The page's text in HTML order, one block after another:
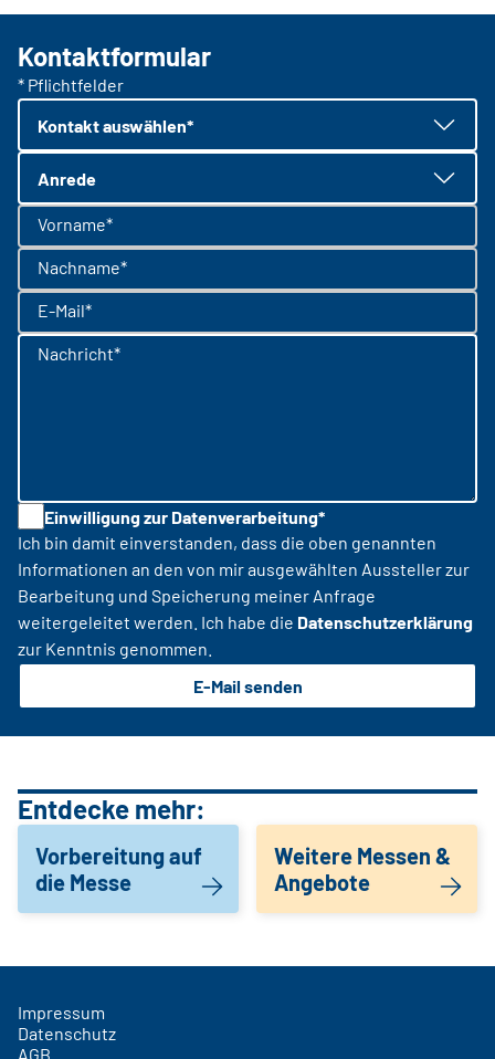
Kontaktformular
* Pflichtfelder
Kontakt auswählen*
Anrede
Vorname*
Nachname*
E-Mail*
Nachricht*
Einwilligung zur Datenverarbeitung*
Ich bin damit einverstanden, dass die oben genannten
Informationen an den von mir ausgewählten Aussteller zur
Bearbeitung und Speicherung meiner Anfrage
weitergeleitet werden. Ich habe die Datenschutzerklärung
zur Kenntnis genommen.
E-Mail senden
Entdecke mehr:
Vorbereitung auf
die Messe
Weitere Messen &
Angebote
Impressum
Datenschutz
AGB